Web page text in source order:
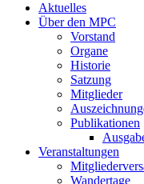
Aktuelles
Über den MPC
Vorstand
Organe
Historie
Satzung
Mitglieder
Publikationen
Veranstaltungen
Wandertage